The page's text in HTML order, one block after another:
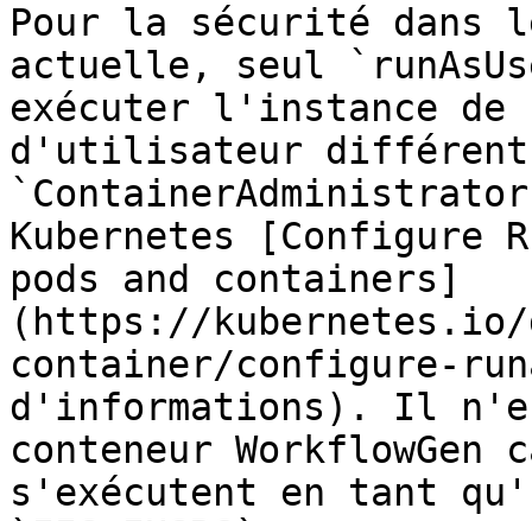
Pour la sécurité dans
actuelle, seul
exécuter l'instance de
d'utilisateur différent
Kubernetes [Configure
pods and containers]
(https://kubernetes.io/
container/configure-
d'informations). Il
conteneur
s'exécutent en tant